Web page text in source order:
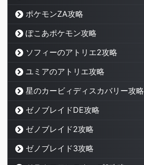
ポケモンZA攻略
ぽこあポケモン攻略
ソフィーのアトリエ2攻略
ユミアのアトリエ攻略
星のカービィディスカバリー攻略
ゼノブレイドDE攻略
ゼノブレイド2攻略
ゼノブレイド3攻略